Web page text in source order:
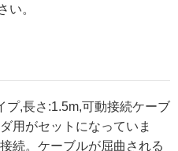
い。
,長さ:1.5m,可動接続ケーブ
用がセットになっていま
続。ケーブルが屈曲される